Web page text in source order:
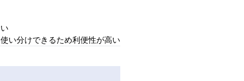
い分けできるため利便性が高い